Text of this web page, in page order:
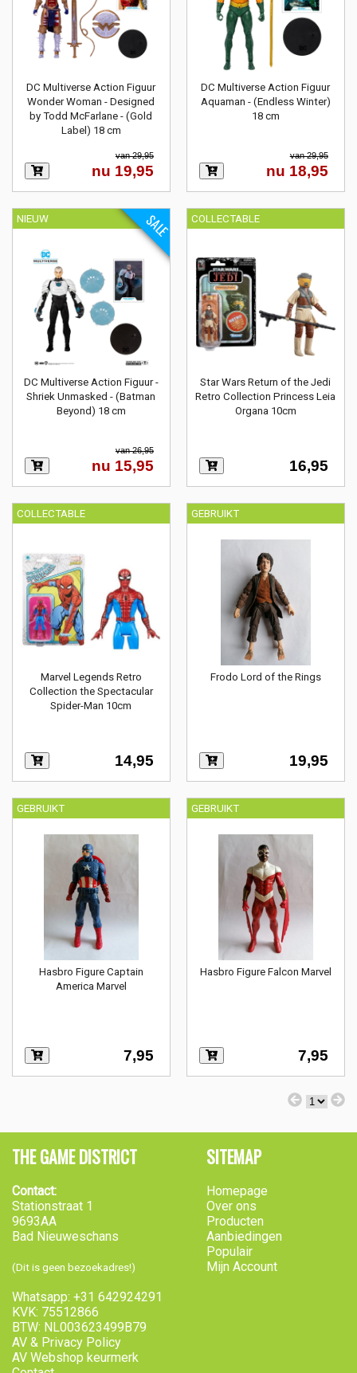
DC Multiverse Action Figuur
Wonder Woman - Designed
by Todd McFarlane - (Gold
Label) 18 cm
van 29,95
nu 19,95
DC Multiverse Action Figuur
Aquaman - (Endless Winter)
18 cm
van 29,95
nu 18,95
NIEUW
DC Multiverse Action Figuur -
Shriek Unmasked - (Batman
Beyond) 18 cm
SALE
van 26,95
nu 15,95
COLLECTABLE
Star Wars Return of the Jedi
Retro Collection Princess Leia
Organa 10cm
16,95
COLLECTABLE
Marvel Legends Retro
Collection the Spectacular
Spider-Man 10cm
14,95
GEBRUIKT
Frodo Lord of the Rings
19,95
GEBRUIKT
Hasbro Figure Captain
America Marvel
7,95
GEBRUIKT
Hasbro Figure Falcon Marvel
7,95
THE GAME DISTRICT
Contact:
Stationstraat 1
9693AA
Bad Nieuweschans
(Dit is geen bezoekadres!)
Whatsapp: +31 642924291
KVK: 75512866
BTW: NL003623499B79
AV & Privacy Policy
AV Webshop keurmerk
SITEMAP
Homepage
Over ons
Producten
Aanbiedingen
Populair
Mijn Account